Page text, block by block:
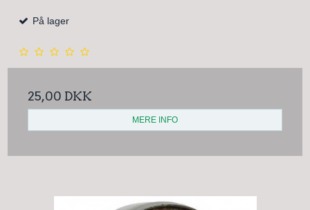
På lager
25,00 DKK
MERE INFO